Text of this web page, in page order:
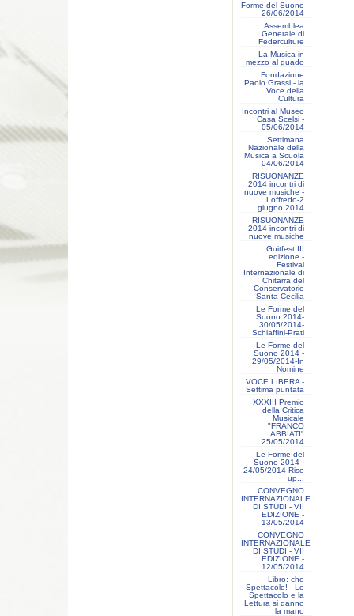
Forme del Suono
26/06/2014
Assemblea
Generale di
Federculture
La Musica in
mezzo al guado
Fondazione
Paolo Grassi - la
Voce della
Cultura
Incontri al Museo
Casa Scelsi -
05/06/2014
Settimana
Nazionale della
Musica a Scuola
- 04/06/2014
RISUONANZE
2014 incontri di
nuove musiche -
Loffredo-2
giugno 2014
RISUONANZE
2014 incontri di
nuove musiche
Guitfest III
edizione -
Festival
Internazionale di
Chitarra del
Conservatorio
Santa Cecilia
Le Forme del
Suono 2014-
30/05/2014-
Schiaffini-Prati
Le Forme del
Suono 2014 -
29/05/2014-In
Nomine
VOCE LIBERA -
Settima puntata
XXXIII Premio
della Critica
Musicale
"FRANCO
ABBIATI"
25/05/2014
Le Forme del
Suono 2014 -
24/05/2014-Rise
up...
CONVEGNO
INTERNAZIONALE
DI STUDI - VII
EDIZIONE -
13/05/2014
CONVEGNO
INTERNAZIONALE
DI STUDI - VII
EDIZIONE -
12/05/2014
Libro: che
Spettacolo! - Lo
Spettacolo e la
Lettura si danno
la mano